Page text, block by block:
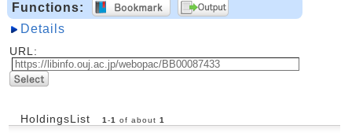
Functions:
Details
URL:
HoldingsList 1 -1 of about 1